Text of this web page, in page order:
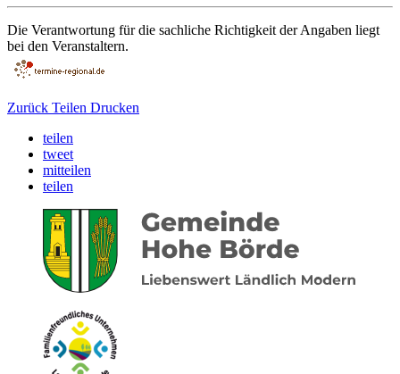
Die Verantwortung für die sachliche Richtigkeit der Angaben liegt
bei den Veranstaltern.
Zurück Teilen Drucken
teilen
tweet
mitteilen
teilen